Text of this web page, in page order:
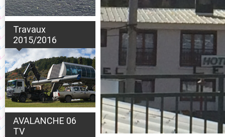
Travaux
2015/2016
AVALANCHE 06
TV